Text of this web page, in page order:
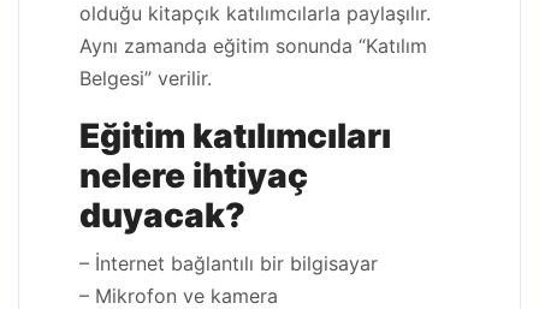
olduğu kitapçık katılımcılarla paylaşılır.
Aynı zamanda eğitim sonunda “Katılım
Belgesi” verilir.
Eğitim katılımcıları
nelere ihtiyaç
duyacak?
– İnternet bağlantılı bir bilgisayar
– Mikrofon ve kamera